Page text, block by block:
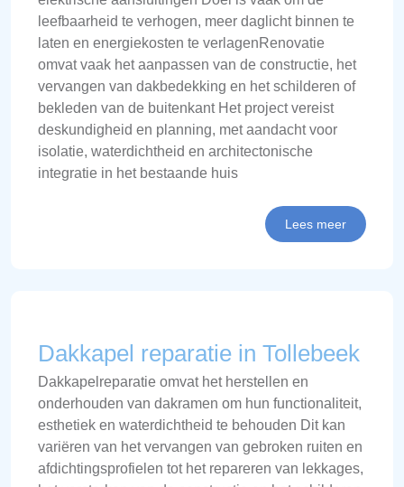
leefbaarheid te verhogen, meer daglicht binnen te
laten en energiekosten te verlagenRenovatie
omvat vaak het aanpassen van de constructie, het
vervangen van dakbedekking en het schilderen of
bekleden van de buitenkant Het project vereist
deskundigheid en planning, met aandacht voor
isolatie, waterdichtheid en architectonische
integratie in het bestaande huis
Lees meer
Dakkapel reparatie in Tollebeek
Dakkapelreparatie omvat het herstellen en
onderhouden van dakramen om hun functionaliteit,
esthetiek en waterdichtheid te behouden Dit kan
variëren van het vervangen van gebroken ruiten en
afdichtingsprofielen tot het repareren van lekkages,